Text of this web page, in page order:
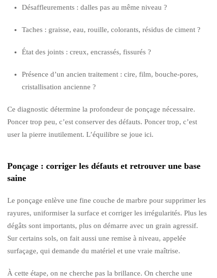
Désaffleurements : dalles pas au même niveau ?
Taches : graisse, eau, rouille, colorants, résidus de ciment ?
État des joints : creux, encrassés, fissurés ?
Présence d’un ancien traitement : cire, film, bouche-pores,
cristallisation ancienne ?
Ce diagnostic détermine la profondeur de ponçage nécessaire.
Poncer trop peu, c’est conserver des défauts. Poncer trop, c’est
user la pierre inutilement. L’équilibre se joue ici.
Ponçage : corriger les défauts et retrouver une base
saine
Le ponçage enlève une fine couche de marbre pour supprimer les
rayures, uniformiser la surface et corriger les irrégularités. Plus les
dégâts sont importants, plus on démarre avec un grain agressif.
Sur certains sols, on fait aussi une remise à niveau, appelée
surfaçage, qui demande du matériel et une vraie maîtrise.
À cette étape, on ne cherche pas la brillance. On cherche une